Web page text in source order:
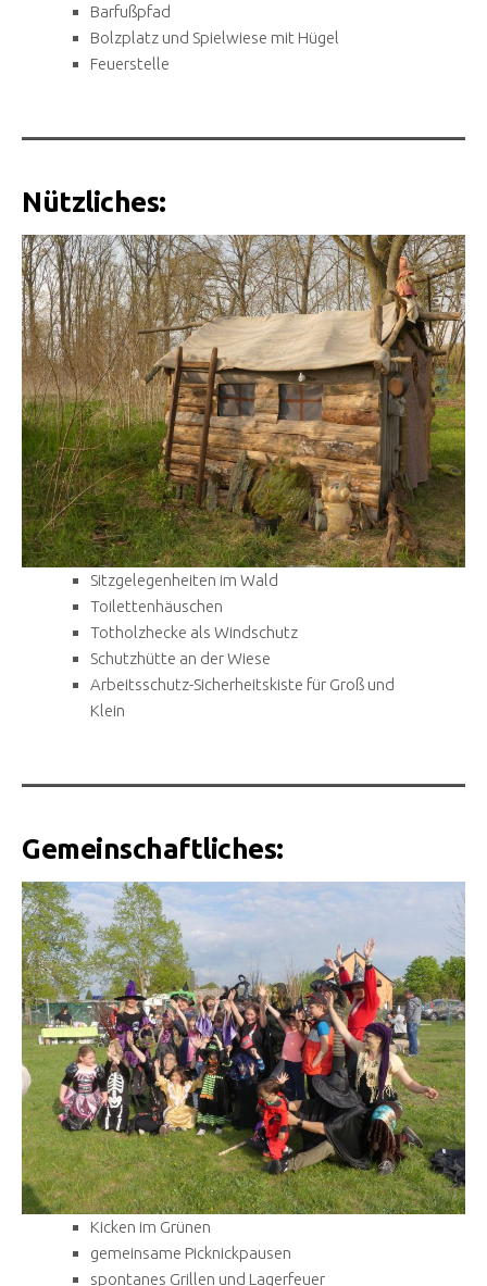
Barfußpfad
Bolzplatz und Spielwiese mit Hügel
Feuerstelle
Nützliches:
Sitzgelegenheiten im Wald
Toilettenhäuschen
Totholzhecke als Windschutz
Schutzhütte an der Wiese
Arbeitsschutz-Sicherheitskiste für Groß und
Klein
Gemeinschaftliches:
Kicken im Grünen
gemeinsame Picknickpausen
spontanes Grillen und Lagerfeuer